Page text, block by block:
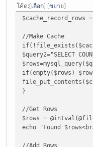
โค้ด เลือก ขยาย
//Make Cache
$query2="SELECT
if(empty($rows)
}
//Get Rows
$rows =
echo "Found
//Add Rows